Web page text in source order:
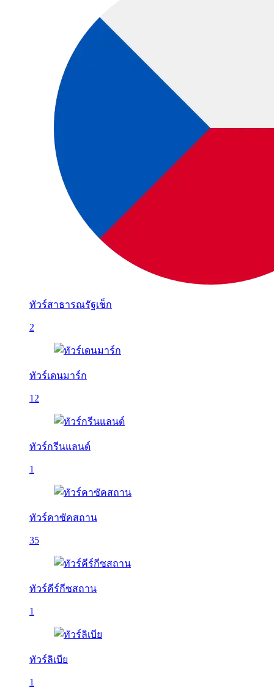
ทัวร์สาธารณรัฐเช็ก
2
ทัวร์เดนมาร์ก
12
ทัวร์กรีนแลนด์
1
ทัวร์คาซัคสถาน
35
ทัวร์คีร์กีซสถาน
1
ทัวร์ลิเบีย
1